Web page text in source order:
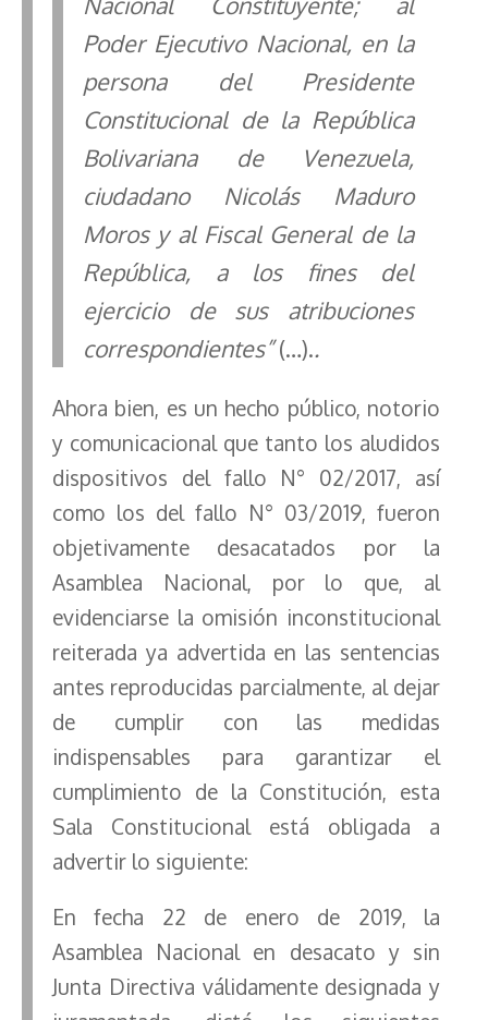
Poder Ejecutivo Nacional, en la
persona del Presidente
Constitucional de la República
Bolivariana de Venezuela,
ciudadano Nicolás Maduro
Moros y al Fiscal General de la
República, a los fines del
ejercicio de sus atribuciones
correspondientes”(…)..
Ahora bien, es un hecho público, notorio
y comunicacional que tanto los aludidos
dispositivos del fallo N° 02/2017, así
como los del fallo N° 03/2019, fueron
objetivamente desacatados por la
Asamblea Nacional, por lo que, al
evidenciarse la omisión inconstitucional
reiterada ya advertida en las sentencias
antes reproducidas parcialmente, al dejar
de cumplir con las medidas
indispensables para garantizar el
cumplimiento de la Constitución, esta
Sala Constitucional está obligada a
advertir lo siguiente:
En fecha 22 de enero de 2019, la
Asamblea Nacional en desacato y sin
Junta Directiva válidamente designada y